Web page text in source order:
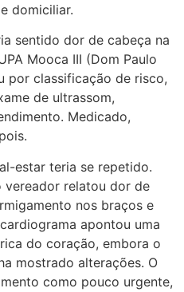
domiciliar.
sentido dor de cabeça na
Mooca III (Dom Paulo
por classificação de risco,
de ultrassom,
Medicado,
estar teria se repetido.
vereador relatou dor de
nos braços e
apontou uma
do coração, embora o
mostrado alterações. O
como pouco urgente,